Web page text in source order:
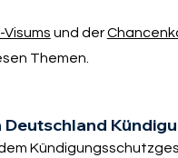
und der
Themen.